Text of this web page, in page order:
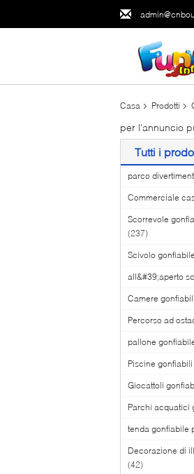
Casa Prodotti
per l'annuncio
Tutti i
parco
Commerciale
Scorrevole
(237)
Scivolo
all&#39;aperto
Camere
Percorso ad
pallone
Piscine gonfiabili
Giocattoli
Parchi acquatici
tenda gonfiabile
Decorazione di
(42)